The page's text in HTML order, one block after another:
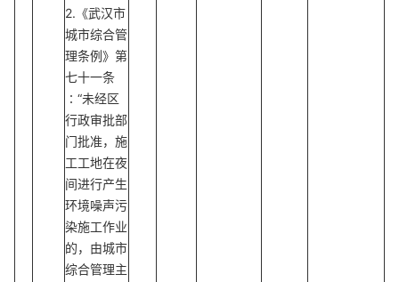
2.《武汉市
城市综合管
理条例》第
七十一条
∶“未经区
行政审批部
门批准，施
工工地在夜
间进行产生
环境噪声污
染施工作业
的，由城市
综合管理主